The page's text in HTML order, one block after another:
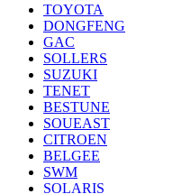
TOYOTA
DONGFENG
GAC
SOLLERS
SUZUKI
TENET
BESTUNE
SOUEAST
CITROEN
BELGEE
SWM
SOLARIS